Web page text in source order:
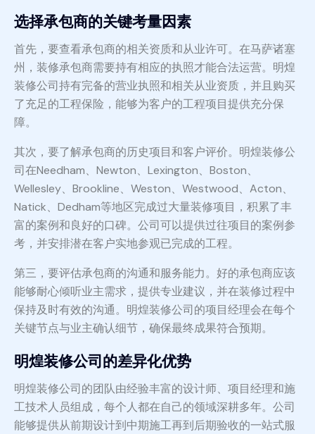
选择承包商的关键考量因素
首先，要查看承包商的相关资质和从业许可。在马萨诸塞
州，装修承包商需要持有相应的执照才能合法运营。明煌
装修公司持有完备的营业执照和相关从业资质，并且购买
了充足的工程保险，能够为客户的工程项目提供充分保
障。
其次，要了解承包商的历史项目和客户评价。明煌装修公
司在Needham、Newton、Lexington、Boston、
Wellesley、Brookline、Weston、Westwood、Acton、
Natick、Dedham等地区完成过大量装修项目，积累了丰
富的案例和良好的口碑。公司可以提供过往项目的案例参
考，并安排潜在客户实地参观已完成的工程。
第三，要评估承包商的沟通和服务能力。好的承包商应该
能够耐心倾听业主需求，提供专业建议，并在装修过程中
保持及时有效的沟通。明煌装修公司的项目经理会在每个
关键节点与业主确认细节，确保最终成果符合预期。
明煌装修公司的差异化优势
明煌装修公司的团队由经验丰富的设计师、项目经理和施
工技术人员组成，每个人都在自己的领域深耕多年。公司
能够提供从前期设计到中期施工再到后期验收的一站式服